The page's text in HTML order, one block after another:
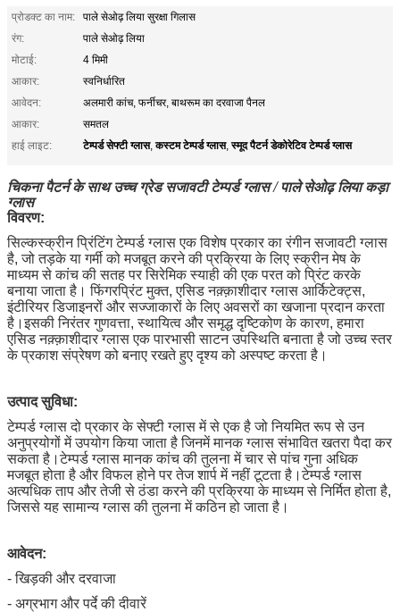
प्रोडक्ट का नाम:
पाले सेओढ़ लिया सुरक्षा गिलास
रंग:
पाले सेओढ़ लिया
मोटाई:
4 मिमी
आकार:
स्वनिर्धारित
आवेदन:
अलमारी कांच, फर्नीचर, बाथरूम का दरवाजा पैनल
आकार:
समतल
हाई लाइट:
टेम्पर्ड सेफ्टी ग्लास,कस्टम टेम्पर्ड ग्लास,स्मूद पैटर्न डेकोरेटिव टेम्पर्ड ग्लास
चिकना पैटर्न के साथ उच्च ग्रेड सजावटी टेम्पर्ड ग्लास / पाले सेओढ़ लिया कड़ा
ग्लास
विवरण:
सिल्कस्क्रीन प्रिंटिंग टेम्पर्ड ग्लास एक विशेष प्रकार का रंगीन सजावटी ग्लास
है, जो तड़के या गर्मी को मजबूत करने की प्रक्रिया के लिए स्क्रीन मेष के
माध्यम से कांच की सतह पर सिरेमिक स्याही की एक परत को प्रिंट करके
बनाया जाता है।फिंगरप्रिंट मुक्त, एसिड नक़्क़ाशीदार ग्लास आर्किटेक्ट्स,
इंटीरियर डिजाइनरों और सज्जाकारों के लिए अवसरों का खजाना प्रदान करता
है।इसकी निरंतर गुणवत्ता, स्थायित्व और समृद्ध दृष्टिकोण के कारण, हमारा
एसिड नक़्क़ाशीदार ग्लास एक पारभासी साटन उपस्थिति बनाता है जो उच्च स्तर
के प्रकाश संप्रेषण को बनाए रखते हुए दृश्य को अस्पष्ट करता है।
उत्पाद सुविधा:
टेम्पर्ड ग्लास दो प्रकार के सेफ्टी ग्लास में से एक है जो नियमित रूप से उन
अनुप्रयोगों में उपयोग किया जाता है जिनमें मानक ग्लास संभावित खतरा पैदा कर
सकता है।टेम्पर्ड ग्लास मानक कांच की तुलना में चार से पांच गुना अधिक
मजबूत होता है और विफल होने पर तेज शार्प में नहीं टूटता है।टेम्पर्ड ग्लास
अत्यधिक ताप और तेजी से ठंडा करने की प्रक्रिया के माध्यम से निर्मित होता है,
जिससे यह सामान्य ग्लास की तुलना में कठिन हो जाता है।
आवेदन:
- खिड़की और दरवाजा
- अग्रभाग और पर्दे की दीवारें